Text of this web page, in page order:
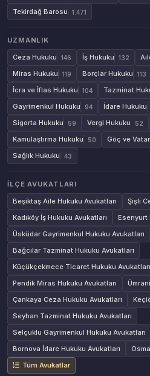
Tekirdağ Barosu 1.471
UZMANLIK
Ceza Hukuku
146 İş Hukuku 132
Miras Hukuku 119 Borçlar Hukuku 113
İcra ve İflas Hukuku 104 Tazminat
Gayrimenkul Hukuku 94 İdare Hukuku
Sigorta Hukuku 59 Vergi Hukuku 52
Kamulaştırma Hukuku 50 Göç ve
Sağlık Hukuku 43
İLÇE AVUKATLARI
Beşiktaş Aile Hukuku Avukatları
Şişli
Kadıköy İş Hukuku Avukatları
Esenyurt
Üsküdar Gayrimenkul Hukuku Avukatları
Bağcılar Tazminat Hukuku Avukatları
Küçükçekmece Ticaret Hukuku Avukatları
Pendik Miras Hukuku Avukatları
Çankaya Ceza Hukuku Avukatları
Seyhan Tazminat Hukuku Avukatları
Selçuklu Gayrimenkul Hukuku Avukatları
Bornova İdare Hukuku Avukatları
Tüm Avukatlar